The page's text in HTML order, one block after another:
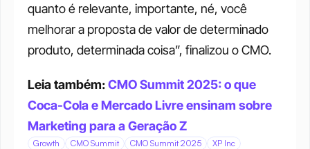
quanto é relevante, importante, né, você
melhorar a proposta de valor de determinado
produto, determinada coisa”, finalizou o CMO.
Leia também: CMO Summit 2025: o que
Coca-Cola e Mercado Livre ensinam sobre
Marketing para a Geração Z
Growth CMO Summit CMO Summit 2025 XP Inc